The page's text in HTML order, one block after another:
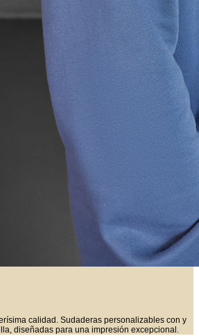
calidad. Sudaderas personalizables con y
diseñadas para una impresión excepcional.